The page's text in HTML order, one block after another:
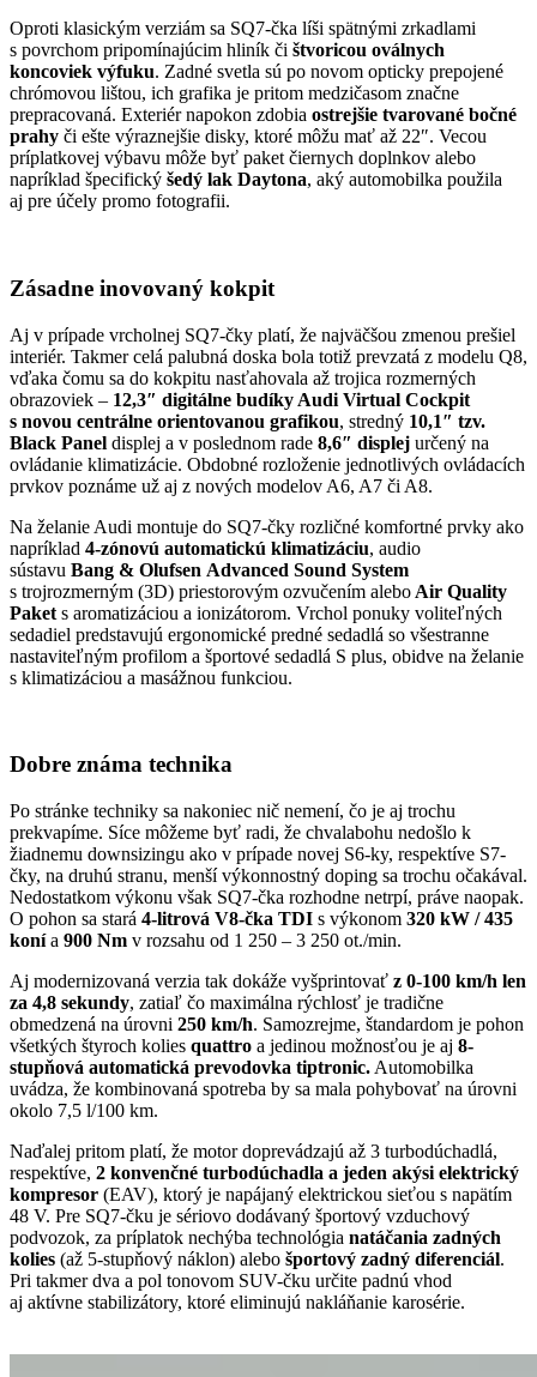
Oproti klasickým verziám sa SQ7-čka líši spätnými zrkadlami
s povrchom pripomínajúcim hliník či štvoricou oválnych
koncoviek výfuku. Zadné svetla sú po novom opticky prepojené
chrómovou lištou, ich grafika je pritom medzičasom značne
prepracovaná. Exteriér napokon zdobia ostrejšie tvarované bočné
prahy či ešte výraznejšie disky, ktoré môžu mať až 22″. Vecou
príplatkovej výbavu môže byť paket čiernych doplnkov alebo
napríklad špecifický šedý lak Daytona, aký automobilka použila
aj pre účely promo fotografii.
Zásadne inovovaný kokpit
Aj v prípade vrcholnej SQ7-čky platí, že najväčšou zmenou prešiel
interiér. Takmer celá palubná doska bola totiž prevzatá z modelu Q8,
vďaka čomu sa do kokpitu nasťahovala až trojica rozmerných
obrazoviek – 12,3″ digitálne budíky Audi Virtual Cockpit
s novou centrálne orientovanou grafikou, stredný 10,1″ tzv.
Black Panel displej a v poslednom rade 8,6″ displej určený na
ovládanie klimatizácie. Obdobné rozloženie jednotlivých ovládacích
prvkov poznáme už aj z nových modelov A6, A7 či A8.
Na želanie Audi montuje do SQ7-čky rozličné komfortné prvky ako
napríklad 4-zónovú automatickú klimatizáciu, audio
sústavu Bang & Olufsen Advanced Sound System
s trojrozmerným (3D) priestorovým ozvučením alebo Air Quality
Paket s aromatizáciou a ionizátorom. Vrchol ponuky voliteľných
sedadiel predstavujú ergonomické predné sedadlá so všestranne
nastaviteľným profilom a športové sedadlá S plus, obidve na želanie
s klimatizáciou a masážnou funkciou.
Dobre známa technika
Po stránke techniky sa nakoniec nič nemení, čo je aj trochu
prekvapíme. Síce môžeme byť radi, že chvalabohu nedošlo k
žiadnemu downsizingu ako v prípade novej S6-ky, respektíve S7-
čky, na druhú stranu, menší výkonnostný doping sa trochu očakával.
Nedostatkom výkonu však SQ7-čka rozhodne netrpí, práve naopak.
O pohon sa stará 4-litrová V8-čka TDI s výkonom 320 kW / 435
konía 900 Nm v rozsahu od 1 250 – 3 250 ot./min.
Aj modernizovaná verzia tak dokáže vyšprintovať z 0-100 km/h len
za 4,8 sekundy, zatiaľ čo maximálna rýchlosť je tradične
obmedzená na úrovni 250 km/h. Samozrejme, štandardom je pohon
všetkých štyroch kolies quattro a jedinou možnosťou je aj 8-
stupňová automatická prevodovka tiptronic. Automobilka
uvádza, že kombinovaná spotreba by sa mala pohybovať na úrovni
okolo 7,5 l/100 km.
Naďalej pritom platí, že motor doprevádzajú až 3 turbodúchadlá,
respektíve, 2 konvenčné turbodúchadla a jeden akýsi elektrický
kompresor (EAV), ktorý je napájaný elektrickou sieťou s napätím
48 V. Pre SQ7-čku je sériovo dodávaný športový vzduchový
podvozok, za príplatok nechýba technológia natáčania zadných
kolies (až 5-stupňový náklon) alebo športový zadný diferenciál.
Pri takmer dva a pol tonovom SUV-čku určite padnú vhod
aj aktívne stabilizátory, ktoré eliminujú nakláňanie karosérie.